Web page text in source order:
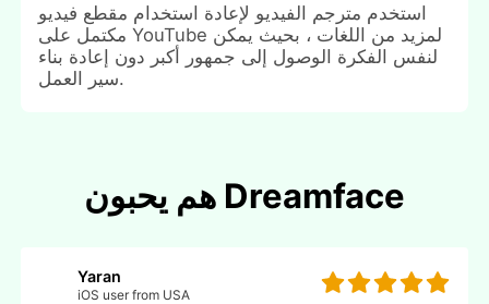
استخدم مترجم الفيديو لإعادة استخدام مقطع فيديو
مكتمل على YouTube لمزيد من اللغات ، بحيث يمكن
لنفس الفكرة الوصول إلى جمهور أكبر دون إعادة بناء
سير العمل.
هم يحبون Dreamface
Yaran
iOS user from USA